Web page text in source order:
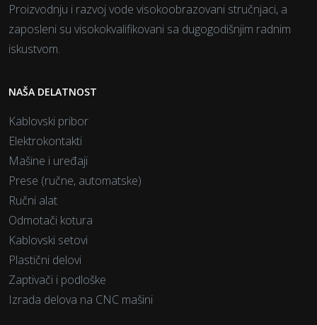
Proizvodnju i razvoj vode visokoobrazovani stručnjaci, a
zaposleni su visokokvalifikovani sa dugogodišnjim radnim
iskustvom.
NAŠA DELATNOST
Kablovski pribor
Elektrokontakti
Mašine i uređaji
Prese (ručne, automatske)
Ručni alat
Odmotači kotura
Kablovski setovi
Plastični delovi
Zaptivači i podloške
Izrada delova na CNC mašini